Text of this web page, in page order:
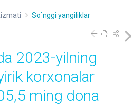
So`nggi yangiliklar
2023-yilning
korxonalar
ming dona